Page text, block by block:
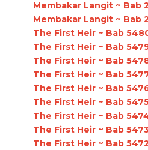
Membakar Langit ~ Bab
Membakar Langit ~ Bab
The First Heir ~ Bab
The First Heir ~ Bab
The First Heir ~ Bab
The First Heir ~ Bab
The First Heir ~ Bab
The First Heir ~ Bab
The First Heir ~ Bab
The First Heir ~ Bab
The First Heir ~ Bab 5472